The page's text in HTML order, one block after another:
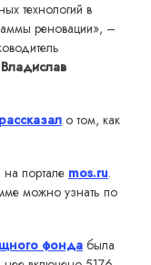
технологий в
реновации», –
Владислав
рассказал о том, как
портале mos.ru.
можно узнать по
фонда была